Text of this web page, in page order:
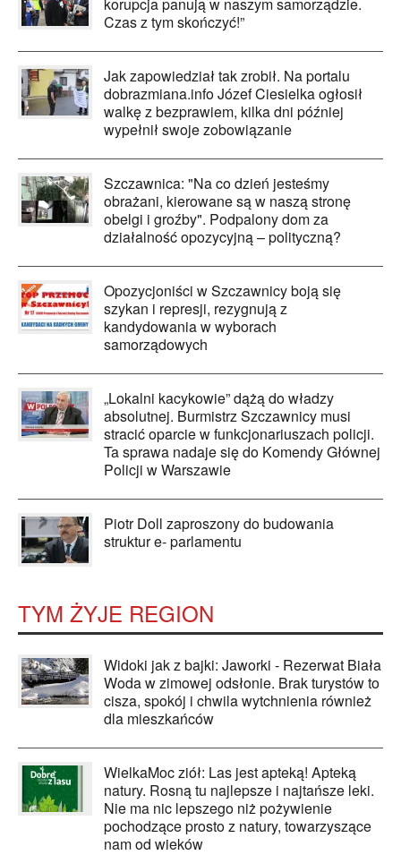
Czas z tym skończyć!”
Jak zapowiedział tak zrobił. Na portalu
dobrazmiana.info Józef Ciesielka ogłosił
walkę z bezprawiem, kilka dni później
wypełnił swoje zobowiązanie
Szczawnica: "Na co dzień jesteśmy
obrażani, kierowane są w naszą stronę
obelgi i groźby". Podpalony dom za
działalność opozycyjną – polityczną?
Opozycjoniści w Szczawnicy boją się
szykan i represji, rezygnują z
kandydowania w wyborach
samorządowych
„Lokalni kacykowie” dążą do władzy
absolutnej. Burmistrz Szczawnicy musi
stracić oparcie w funkcjonariuszach policji.
Ta sprawa nadaje się do Komendy Głównej
Policji w Warszawie
Piotr Doll zaproszony do budowania
struktur e- parlamentu
TYM ŻYJE REGION
Widoki jak z bajki: Jaworki - Rezerwat Biała
Woda w zimowej odsłonie. Brak turystów to
cisza, spokój i chwila wytchnienia również
dla mieszkańców
WielkaMoc ziół: Las jest apteką! Apteką
natury. Rosną tu najlepsze i najtańsze leki.
Nie ma nic lepszego niż pożywienie
pochodzące prosto z natury, towarzyszące
nam od wieków